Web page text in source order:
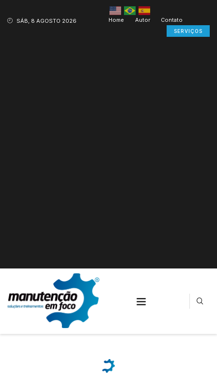
SÁB, 8 AGOSTO 2026 Home Autor Contato
SERVIÇOS